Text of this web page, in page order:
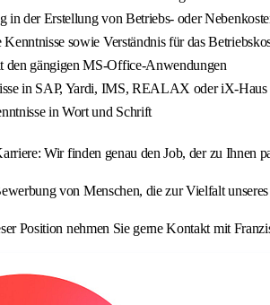
in der Erstellung von Betriebs- oder
sowie Verständnis für das
den gängigen MS-Office-Anwendungen
in SAP, Yardi, IMS, REALAX oder iX-Haus
in Wort und Schrift
Wir finden genau den Job, der zu Ihnen
von Menschen, die zur Vielfalt
Position nehmen Sie gerne Kontakt mit